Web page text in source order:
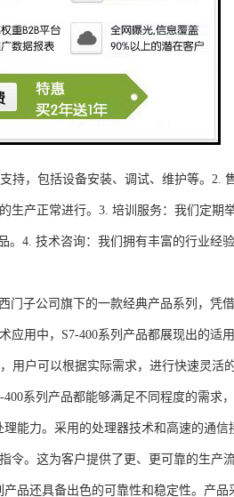
高度可靠性和稳定性，保证系统的长期稳
程语言，如Ladder Diagram（LD）、
工控设备无缝集成，实现设备之间的通讯
控设备，还将获得浔之漫智控技术(上
持，包括设备安装、调试、维护等。2.
产正常进行。3. 培训服务：我们定期
。4. 技术咨询：我们拥有丰富的行业经
公司旗下的一款经典产品系列，凭
用中，S7-400系列产品都展现出的适
用户可以根据实际需求，进行快速灵活
系列产品都能够满足不同程度的需求
能力。采用的处理器技术和高速的通信
令。这为客户提供了更、更可靠的生产
品还具备出色的可靠性和稳定性。产